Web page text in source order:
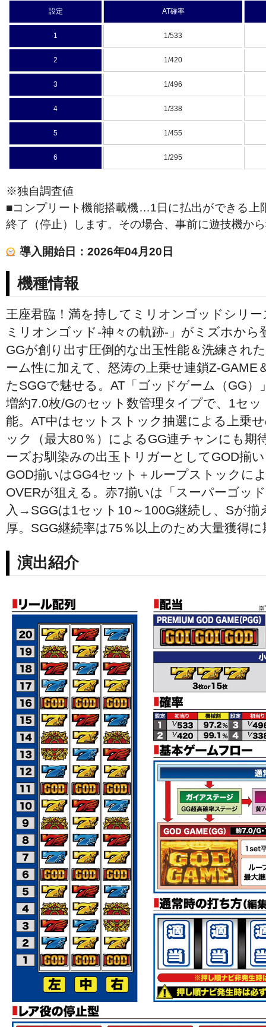
設定 AT確率
1 1/533
2 1/420
3 1/496
4 1/338
5 1/455
6 1/295
※独自調査値
■コンプリート機能搭載機…1日に払出ができる上
終了（停止）します。その場合、事前に遊技機か
導入開始日：2026年04月20日
機種情報
王座君臨！満を持してミリオンゴッドシリ
ミリオンゴッド-神々の軌跡-」がミズホから
GGが創り出す圧倒的な出玉性能＆洗練され
ーム性に加えて、怒涛の上乗せ連鎖Z-GAME
たSGGで魅せる。AT「ゴッドゲーム（GG）
増約7.0枚/Gのセット数管理タイプで、1セ
能。AT中はセットストック抽選による上乗
ック（最大80％）によるGG連チャンにも期
ーズお馴染みの出玉トリガーとしてGOD揃
GOD揃いはGG4セット＋ループストックに
OVERが狙える。赤7揃いは「スーパーゴッ
入→SGGは1セット10～100G継続し、Sが揃
厚。SGG継続率は75％以上のため大量獲得
演出紹介